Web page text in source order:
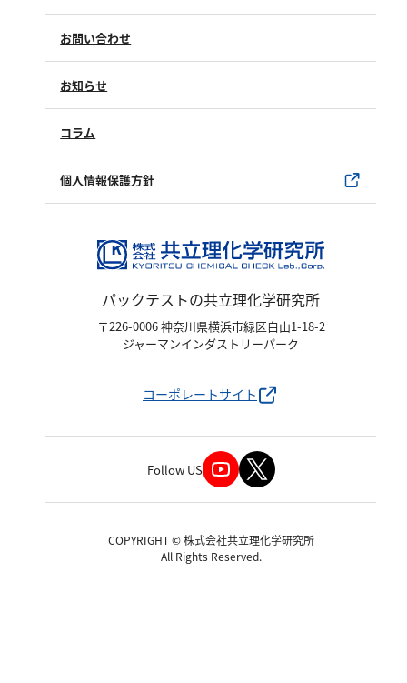
製品のご購入について
SDSについて
水銀使用製品について
該非判定書について
お問い合わせ
試薬サンプル
製品カタログ
お知らせ
コラム
個人情報保護方針
パックテストの共立理化学研究所
〒226-0006 神奈川県横浜市緑区白山1-18-2
ジャーマンインダストリーパーク
コーポレートサイト
Follow US
COPYRIGHT © 株式会社共立理化学研究所
All Rights Reserved.